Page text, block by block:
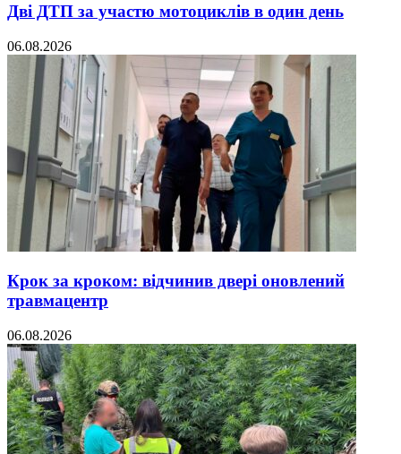
Дві ДТП за участю мотоциклів в один день
06.08.2026
Крок за кроком: відчинив двері оновлений
травмацентр
06.08.2026